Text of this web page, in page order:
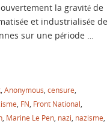
la gravité de
et industrialisée de
sur une période …
, Anonymous censure
FN Front National
, Marine Le Pen, nazi nazisme